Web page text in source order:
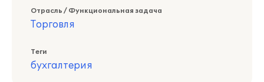
Отрасль / Функциональная задача
Торговля
Теги
бухгалтерия